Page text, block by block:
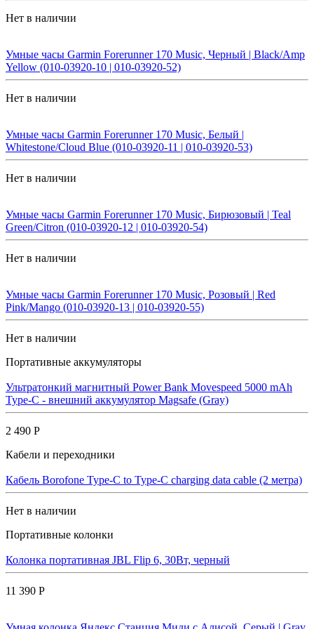
Нет в наличии
Умные часы Garmin Forerunner 170 Music, Черный | Black/Amp
Yellow (010-03920-10 | 010-03920-52)
Нет в наличии
Умные часы Garmin Forerunner 170 Music, Белый |
Whitestone/Cloud Blue (010-03920-11 | 010-03920-53)
Нет в наличии
Умные часы Garmin Forerunner 170 Music, Бирюзовый | Teal
Green/Citron (010-03920-12 | 010-03920-54)
Нет в наличии
Умные часы Garmin Forerunner 170 Music, Розовый | Red
Pink/Mango (010-03920-13 | 010-03920-55)
Нет в наличии
Портативные аккумуляторы
Ультратонкий магнитный Power Bank Movespeed 5000 mAh
Type-C - внешний аккумулятор Magsafe (Gray)
2 490 Р
Кабели и переходники
Кабель Borofone Type-C to Type-C charging data cable (2 метра)
Нет в наличии
Портативные колонки
Колонка портативная JBL Flip 6, 30Вт, черный
11 390 Р